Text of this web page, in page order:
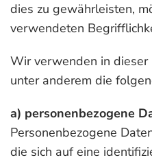
dies zu gewährleisten,
verwendeten
Wir verwenden in dieser
unter anderem die
a) personenbezogene
Personenbezogene
die sich auf eine